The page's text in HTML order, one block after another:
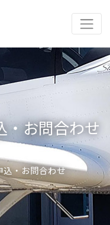
・お問合わせ
・お問合わせ